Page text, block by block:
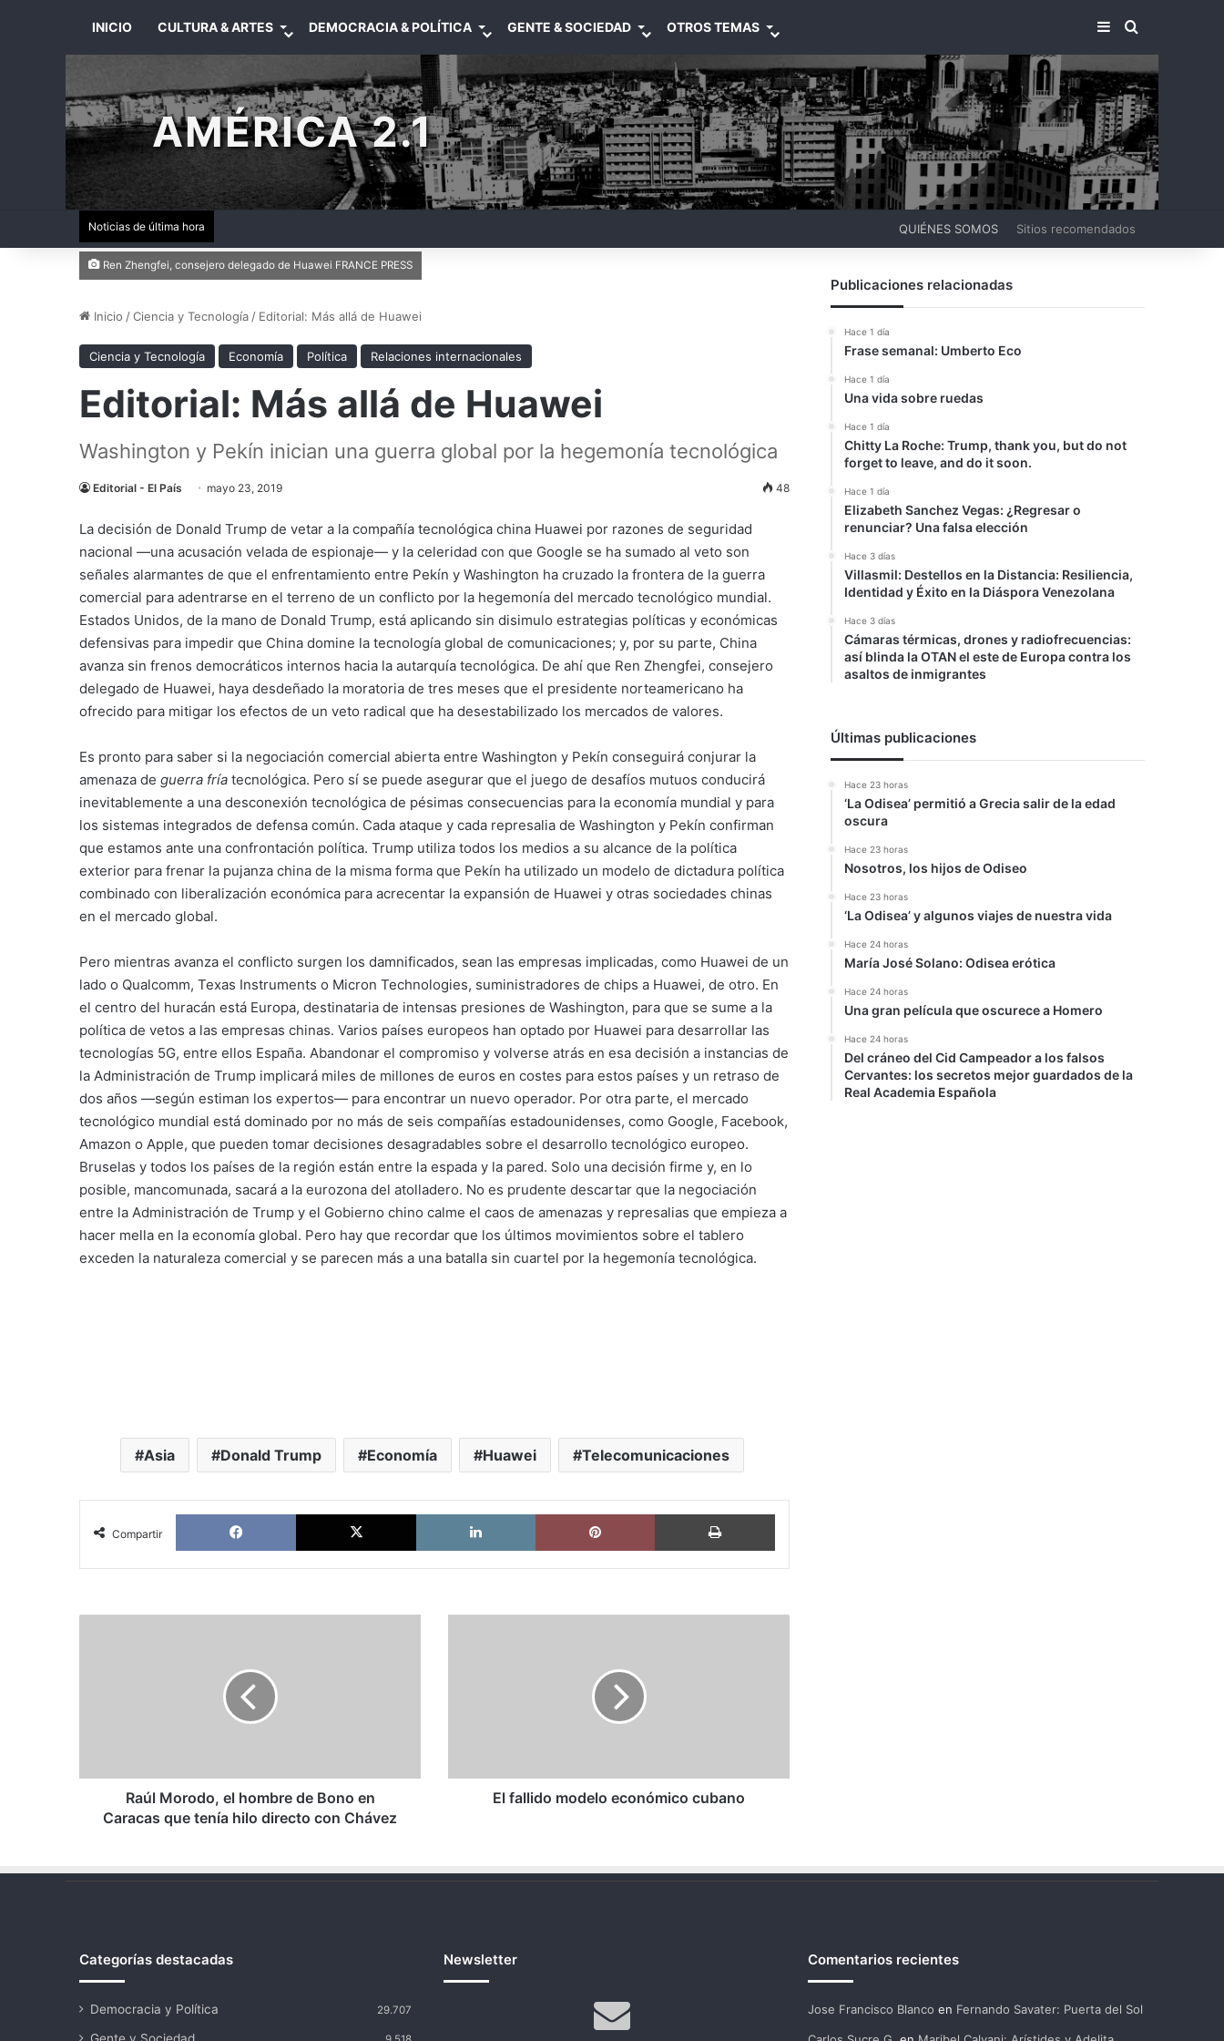
INICIO CULTURA & ARTES DEMOCRACIA & POLÍTICA GENTE & SOCIEDAD OTROS TEMAS BARRA LATERAL
BUSCAR
AMÉRICA 2.1
Noticias de última hora QUIÉNES SOMOS Sitios recomendados
Ren Zhengfei, consejero delegado de Huawei FRANCE PRESS
Inicio /Ciencia y Tecnología / Editorial: Más allá de Huawei
Ciencia y Tecnología Economía Política Relaciones internacionales
Editorial: Más allá de Huawei
Washington y Pekín inician una guerra global por la hegemonía tecnológica
Editorial - El País mayo 23, 2019 48
La decisión de Donald Trump de vetar a la compañía tecnológica china Huawei por razones de seguridad
nacional —una acusación velada de espionaje— y la celeridad con que Google se ha sumado al veto son
señales alarmantes de que el enfrentamiento entre Pekín y Washington ha cruzado la frontera de la guerra
comercial para adentrarse en el terreno de un conflicto por la hegemonía del mercado tecnológico mundial.
Estados Unidos, de la mano de Donald Trump, está aplicando sin disimulo estrategias políticas y económicas
defensivas para impedir que China domine la tecnología global de comunicaciones; y, por su parte, China
avanza sin frenos democráticos internos hacia la autarquía tecnológica. De ahí que Ren Zhengfei, consejero
delegado de Huawei, haya desdeñado la moratoria de tres meses que el presidente norteamericano ha
ofrecido para mitigar los efectos de un veto radical que ha desestabilizado los mercados de valores.
Es pronto para saber si la negociación comercial abierta entre Washington y Pekín conseguirá conjurar la
amenaza de guerra fría tecnológica. Pero sí se puede asegurar que el juego de desafíos mutuos conducirá
inevitablemente a una desconexión tecnológica de pésimas consecuencias para la economía mundial y para
los sistemas integrados de defensa común. Cada ataque y cada represalia de Washington y Pekín confirman
que estamos ante una confrontación política. Trump utiliza todos los medios a su alcance de la política
exterior para frenar la pujanza china de la misma forma que Pekín ha utilizado un modelo de dictadura política
combinado con liberalización económica para acrecentar la expansión de Huawei y otras sociedades chinas
en el mercado global.
Pero mientras avanza el conflicto surgen los damnificados, sean las empresas implicadas, como Huawei de un
lado o Qualcomm, Texas Instruments o Micron Technologies, suministradores de chips a Huawei, de otro. En
el centro del huracán está Europa, destinataria de intensas presiones de Washington, para que se sume a la
política de vetos a las empresas chinas. Varios países europeos han optado por Huawei para desarrollar las
tecnologías 5G, entre ellos España. Abandonar el compromiso y volverse atrás en esa decisión a instancias de
la Administración de Trump implicará miles de millones de euros en costes para estos países y un retraso de
dos años —según estiman los expertos— para encontrar un nuevo operador. Por otra parte, el mercado
tecnológico mundial está dominado por no más de seis compañías estadounidenses, como Google, Facebook,
Amazon o Apple, que pueden tomar decisiones desagradables sobre el desarrollo tecnológico europeo.
Bruselas y todos los países de la región están entre la espada y la pared. Solo una decisión firme y, en lo
posible, mancomunada, sacará a la eurozona del atolladero. No es prudente descartar que la negociación
entre la Administración de Trump y el Gobierno chino calme el caos de amenazas y represalias que empieza a
hacer mella en la economía global. Pero hay que recordar que los últimos movimientos sobre el tablero
exceden la naturaleza comercial y se parecen más a una batalla sin cuartel por la hegemonía tecnológica.
Asia Donald Trump Economía Huawei Telecomunicaciones
Compartir
Facebook X LinkedIn Pinterest Imprimir
que
Chávez
Raúl Morodo, el hombre de Bono en
Caracas que tenía hilo directo con Chávez
El fallido modelo económico cubano
Publicaciones relacionadas
Hace 1 día
Frase semanal: Umberto Eco
Hace 1 día
Una vida sobre ruedas
Hace 1 día
Chitty La Roche: Trump, thank you, but do not
forget to leave, and do it soon.
Hace 1 día
Elizabeth Sanchez Vegas: ¿Regresar o
renunciar? Una falsa elección
Hace 3 días
Villasmil: Destellos en la Distancia: Resiliencia,
Identidad y Éxito en la Diáspora Venezolana
Hace 3 días
Cámaras térmicas, drones y radiofrecuencias:
así blinda la OTAN el este de Europa contra los
asaltos de inmigrantes
Últimas publicaciones
Hace 23 horas
‘La Odisea’ permitió a Grecia salir de la edad
oscura
Hace 23 horas
Nosotros, los hijos de Odiseo
Hace 23 horas
‘La Odisea’ y algunos viajes de nuestra vida
Hace 24 horas
María José Solano: Odisea erótica
Hace 24 horas
Una gran película que oscurece a Homero
Hace 24 horas
Del cráneo del Cid Campeador a los falsos
Cervantes: los secretos mejor guardados de la
Real Academia Española
Categorías destacadas
Democracia y Política 29.707
Newsletter Comentarios recientes
Jose Francisco Blanco en Fernando Savater: Puerta del Sol